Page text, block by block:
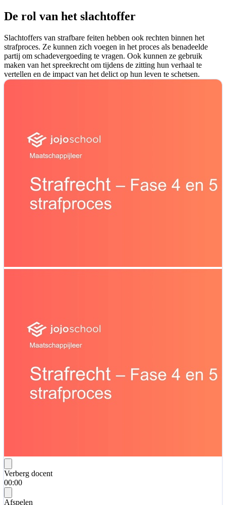
De rol van het slachtoffer
Slachtoffers van strafbare feiten hebben ook rechten binnen het
strafproces. Ze kunnen zich voegen in het proces als benadeelde
partij om schadevergoeding te vragen. Ook kunnen ze gebruik
maken van het spreekrecht om tijdens de zitting hun verhaal te
vertellen en de impact van het delict op hun leven te schetsen.
Verberg docent
00:00
Afspelen